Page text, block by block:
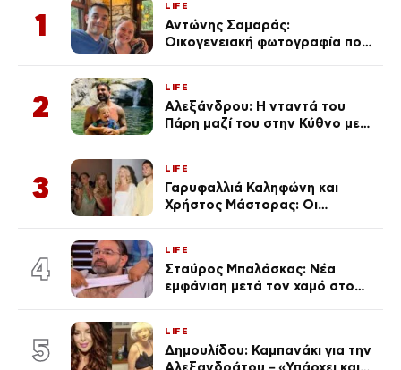
1
LIFE
Αντώνης Σαμαράς:
Οικογενειακή φωτογραφία που
Λένας
2
LIFE
Αλεξάνδρου: Η νταντά του
Πάρη μαζί του στην Κύθνο με
3
LIFE
Γαρυφαλλιά Καληφώνη και
Χρήστος Μάστορας: Οι
απαρατήρητη
4
LIFE
Σταύρος Μπαλάσκας: Νέα
εμφάνιση μετά τον χαμό στο
5
LIFE
Δημουλίδου: Καμπανάκι για την